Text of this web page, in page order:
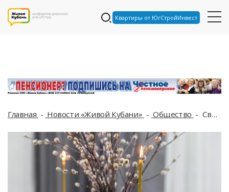
Квартиры от ЮгСтройИнвест
Главная Новости «Живой Кубани» Общество Светлая Пасха: что можно и что нельзя освящать в храме?